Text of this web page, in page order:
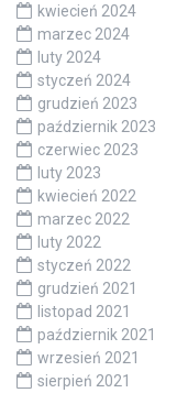
kwiecień 2024
marzec 2024
luty 2024
styczeń 2024
grudzień 2023
październik 2023
czerwiec 2023
luty 2023
kwiecień 2022
marzec 2022
luty 2022
styczeń 2022
grudzień 2021
listopad 2021
październik 2021
wrzesień 2021
sierpień 2021